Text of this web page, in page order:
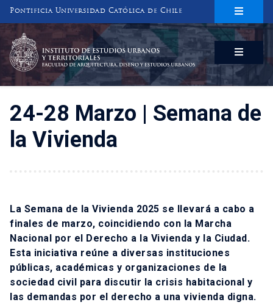
Pontificia Universidad Católica de Chile
INSTITUTO DE ESTUDIOS URBANOS
Y TERRITORIALES
FACULTAD DE ARQUITECTURA, DISEÑO Y ESTUDIOS URBANOS
24-28 Marzo | Semana de
la Vivienda
La Semana de la Vivienda 2025 se llevará a cabo a
finales de marzo, coincidiendo con la Marcha
Nacional por el Derecho a la Vivienda y la Ciudad.
Esta iniciativa reúne a diversas instituciones
públicas, académicas y organizaciones de la
sociedad civil para discutir la crisis habitacional y
las demandas por el derecho a una vivienda digna.